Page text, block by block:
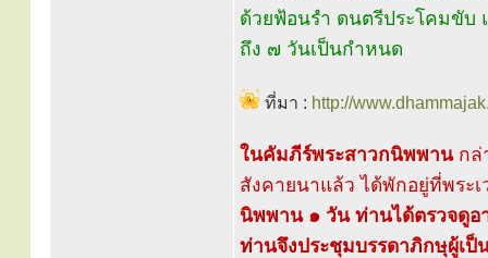
ด้วยฟ้อนรำ ดนตรีประโคมขับ
ถึง ๗ วันเป็นกำหนด
ที่มา : http://
ในคัมภีร์พระสาวกนิพพานกล่
สังคายนาแล้ว ได้พักอยู่ที่พระ
นิพพาน ๑ วัน ท่านได้ตรวจดูอ
ท่านจึงประชุมบรรดาภิกษุผู้เ